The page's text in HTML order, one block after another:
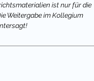
ist nur für die
Weitergabe im Kollegium